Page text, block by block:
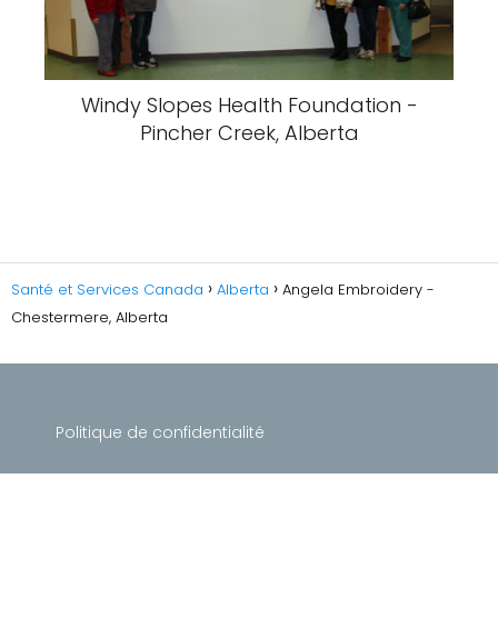
Windy Slopes Health Foundation -
Pincher Creek, Alberta
Santé et Services Canada Alberta
Angela Embroidery -
Chestermere, Alberta
Politique de confidentialité